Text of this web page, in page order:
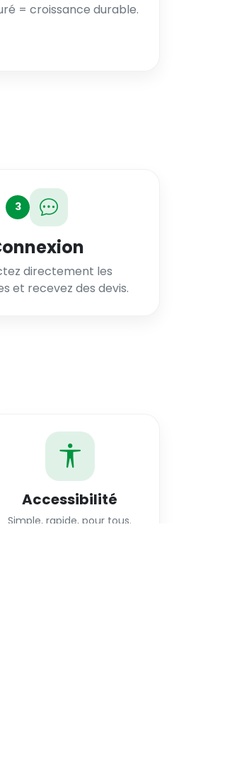
= croissance durable.
3
directement les
et recevez des devis.
Accessibilité
Simple, rapide, pour tous.